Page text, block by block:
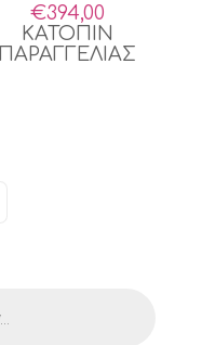
€394,00
ΚΑΤΟΠΙΝ
ΠΑΡΑΓΓΕΛΙΑΣ